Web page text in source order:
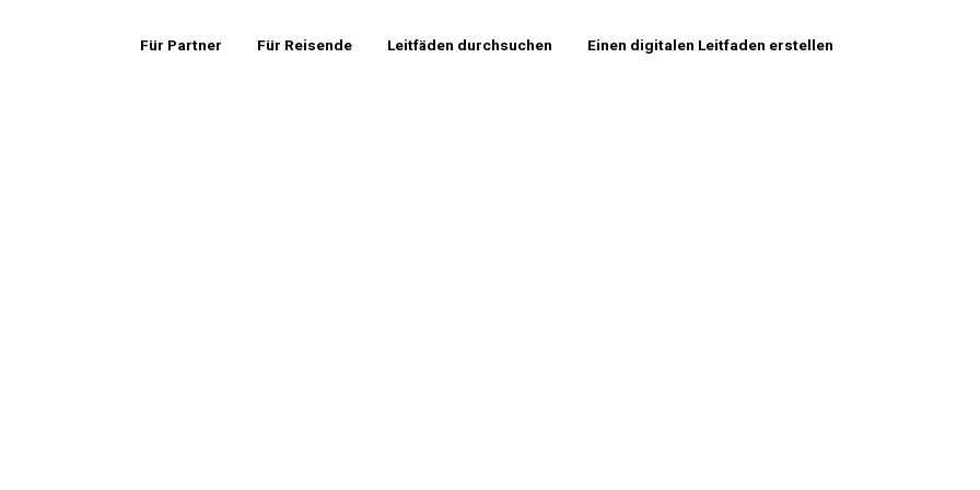
Für Partner Für Reisende Leitfäden durchsuchen Einen digitalen Leitfaden erstellen